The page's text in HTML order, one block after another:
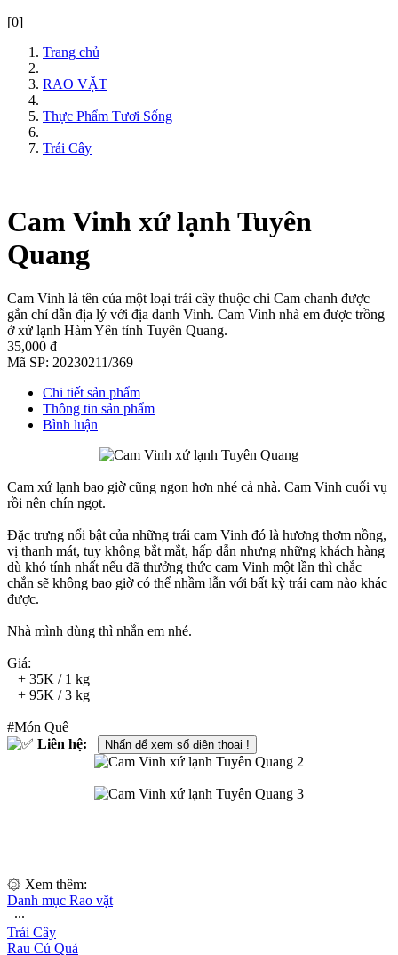
[0]
Trang chủ
RAO VẶT
Thực Phẩm Tươi Sống
Trái Cây
Cam Vinh xứ lạnh Tuyên
Quang
Cam Vinh là tên của một loại trái cây thuộc chi Cam chanh được
gắn chỉ dẫn địa lý với địa danh Vinh. Cam Vinh nhà em được trồng
ở xứ lạnh Hàm Yên tỉnh Tuyên Quang.
35,000 đ
Mã SP: 20230211/369
Chi tiết sản phẩm
Thông tin sản phẩm
Bình luận
Cam xứ lạnh bao giờ cũng ngon hơn nhé cả nhà. Cam Vinh cuối vụ
rồi nên chín ngọt.
Đặc trưng nổi bật của những trái cam Vinh đó là hương thơm nồng,
vị thanh mát, tuy không bắt mắt, hấp dẫn nhưng những khách hàng
dù khó tính nhất nếu đã thưởng thức cam Vinh một lần thì chắc
chắn sẽ không bao giờ có thể nhầm lẫn với bất kỳ trái cam nào khác
được.
Nhà mình dùng thì nhắn em nhé.
Giá:
+ 35K / 1 kg
+ 95K / 3 kg
#Món Quê
Liên hệ:
Nhấn để xem số điện thoại !
۞ Xem thêm:
Danh mục Rao vặt
∙∙∙
Trái Cây
Rau Củ Quả